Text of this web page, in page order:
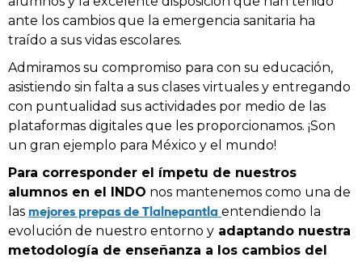
ante los cambios que la emergencia sanitaria ha
traído a sus vidas escolares.
Admiramos su compromiso para con su educación,
asistiendo sin falta a sus clases virtuales y entregando
con puntualidad sus actividades por medio de las
plataformas digitales que les proporcionamos. ¡Son
un gran ejemplo para México y el mundo!
Para corresponder el ímpetu de nuestros
alumnos en el INDO nos mantenemos como una de
las mejores prepas de Tlalnepantla entendiendo la
evolución de nuestro entorno y adaptando nuestra
metodología de enseñanza a los cambios del